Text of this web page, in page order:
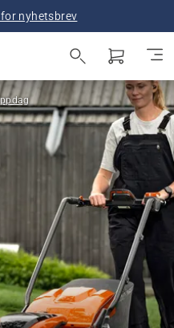
nyhetsbrev